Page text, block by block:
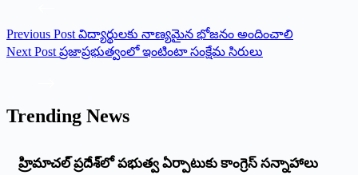
Previous Post విద్యార్థులకు నాణ్యమైన భోజనం అందించాలి
NextPost ప్ర‌జాప్ర‌భుత్వంలో ఇంటింటా సంక్షేమ సిరులు
Trending News
‌హ్రిమాచల్‌ ‌ప్రదేశ్‌లో పభుత్వ ఏర్పాటుకు కాంగ్రెస్‌ ‌సన్నాహాలు